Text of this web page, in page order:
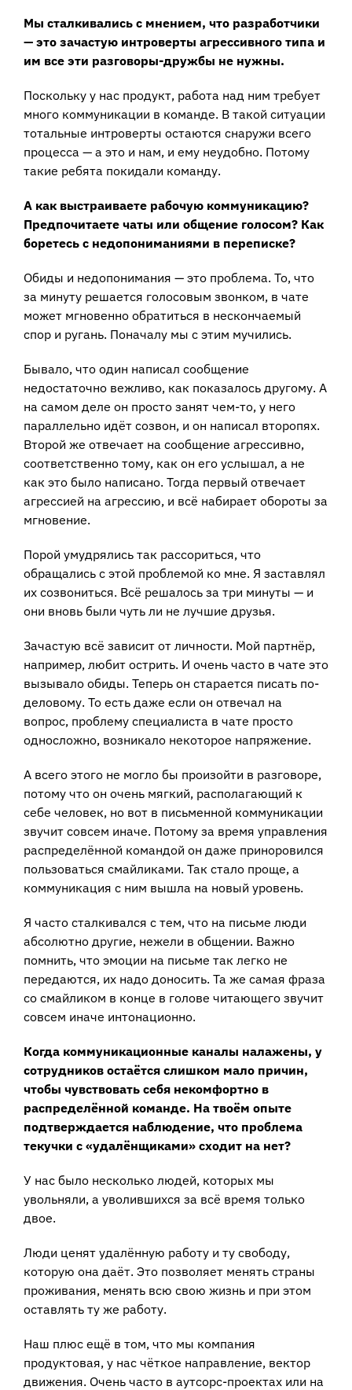
Мы сталкивались с мнением, что разработчики
— это зачастую интроверты агрессивного типа и
им все эти разговоры-дружбы не нужны.
Поскольку у нас продукт, работа над ним требует
много коммуникации в команде. В такой ситуации
тотальные интроверты остаются снаружи всего
процесса — а это и нам, и ему неудобно. Потому
такие ребята покидали команду.
А как выстраиваете рабочую коммуникацию?
Предпочитаете чаты или общение голосом? Как
боретесь с недопониманиями в переписке?
Обиды и недопонимания — это проблема. То, что
за минуту решается голосовым звонком, в чате
может мгновенно обратиться в нескончаемый
спор и ругань. Поначалу мы с этим мучились.
Бывало, что один написал сообщение
недостаточно вежливо, как показалось другому. А
на самом деле он просто занят чем-то, у него
параллельно идёт созвон, и он написал второпях.
Второй же отвечает на сообщение агрессивно,
соответственно тому, как он его услышал, а не
как это было написано. Тогда первый отвечает
агрессией на агрессию, и всё набирает обороты за
мгновение.
Порой умудрялись так рассориться, что
обращались с этой проблемой ко мне. Я заставлял
их созвониться. Всё решалось за три минуты — и
они вновь были чуть ли не лучшие друзья.
Зачастую всё зависит от личности. Мой партнёр,
например, любит острить. И очень часто в чате это
вызывало обиды. Теперь он старается писать по-
деловому. То есть даже если он отвечал на
вопрос, проблему специалиста в чате просто
односложно, возникало некоторое напряжение.
А всего этого не могло бы произойти в разговоре,
потому что он очень мягкий, располагающий к
себе человек, но вот в письменной коммуникации
звучит совсем иначе. Потому за время управления
распределённой командой он даже приноровился
пользоваться смайликами. Так стало проще, а
коммуникация с ним вышла на новый уровень.
Я часто сталкивался с тем, что на письме люди
абсолютно другие, нежели в общении. Важно
помнить, что эмоции на письме так легко не
передаются, их надо доносить. Та же самая фраза
со смайликом в конце в голове читающего звучит
совсем иначе интонационно.
Когда коммуникационные каналы налажены, у
сотрудников остаётся слишком мало причин,
чтобы чувствовать себя некомфортно в
распределённой команде. На твоём опыте
подтверждается наблюдение, что проблема
текучки с «удалёнщиками» сходит на нет?
У нас было несколько людей, которых мы
увольняли, а уволившихся за всё время только
двое.
Люди ценят удалённую работу и ту свободу,
которую она даёт. Это позволяет менять страны
проживания, менять всю свою жизнь и при этом
оставлять ту же работу.
Наш плюс ещё в том, что мы компания
продуктовая, у нас чёткое направление, вектор
движения. Очень часто в аутсорс-проектах или на